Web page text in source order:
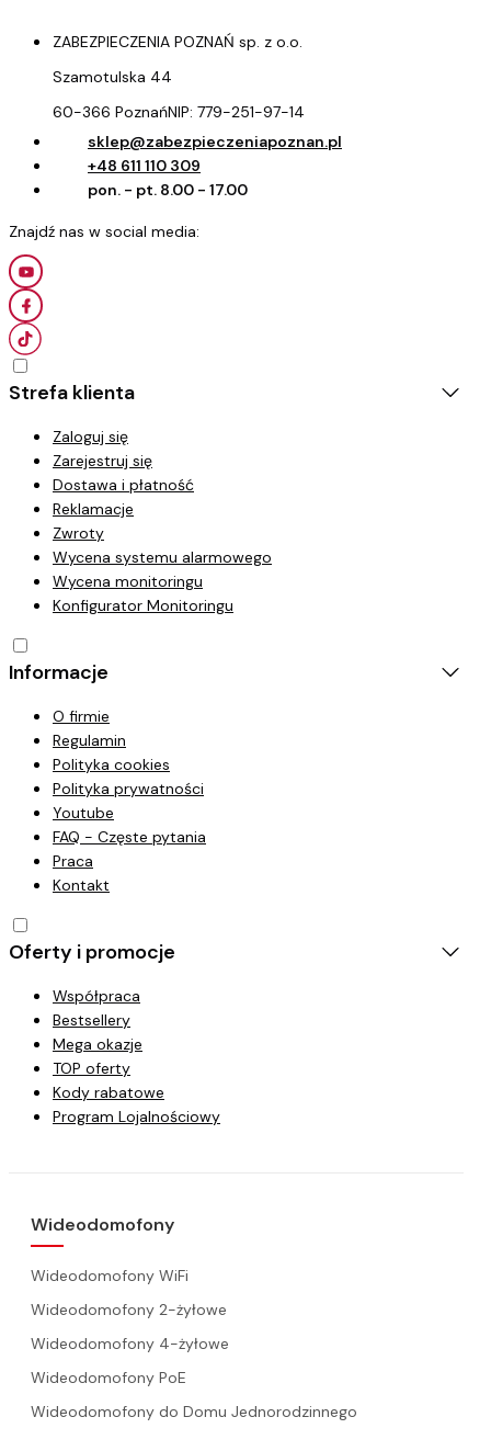
ZABEZPIECZENIA POZNAŃ sp. z o.o.
Szamotulska 44
60-366 PoznańNIP: 779-251-97-14
sklep@zabezpieczeniapoznan.pl
+48 611 110 309
pon. - pt. 8.00 - 17.00
Strefa klienta
Zaloguj się
Zarejestruj się
Dostawa i płatność
Reklamacje
Zwroty
Wycena systemu alarmowego
Wycena monitoringu
Konfigurator Monitoringu
Informacje
O firmie
Regulamin
Polityka cookies
Polityka prywatności
Youtube
FAQ - Częste pytania
Praca
Kontakt
Oferty i promocje
Współpraca
Bestsellery
Mega okazje
TOP oferty
Kody rabatowe
Program Lojalnościowy
Wideodomofony
Wideodomofony WiFi
Wideodomofony 2-żyłowe
Wideodomofony 4-żyłowe
Wideodomofony PoE
Wideodomofony do Domu Jednorodzinnego